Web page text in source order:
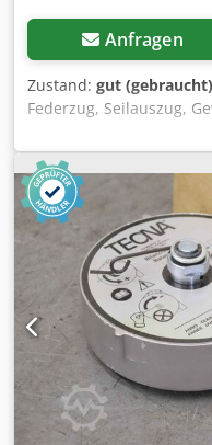
Anfragen
Zustand: gut (gebraucht)
Federzug, Seilauszug,
Fein, Balancer
1-3 kg -Anzahl: 2x
Abmessung: 260/200/